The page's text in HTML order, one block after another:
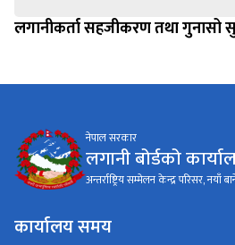
लगानीकर्ता सहजीकरण तथा गुनासो
नेपाल सरकार
लगानी बोर्डको
अन्तर्राष्ट्रिय सम्मेलन केन्द्र परिसर, नयाँ
कार्यालय समय